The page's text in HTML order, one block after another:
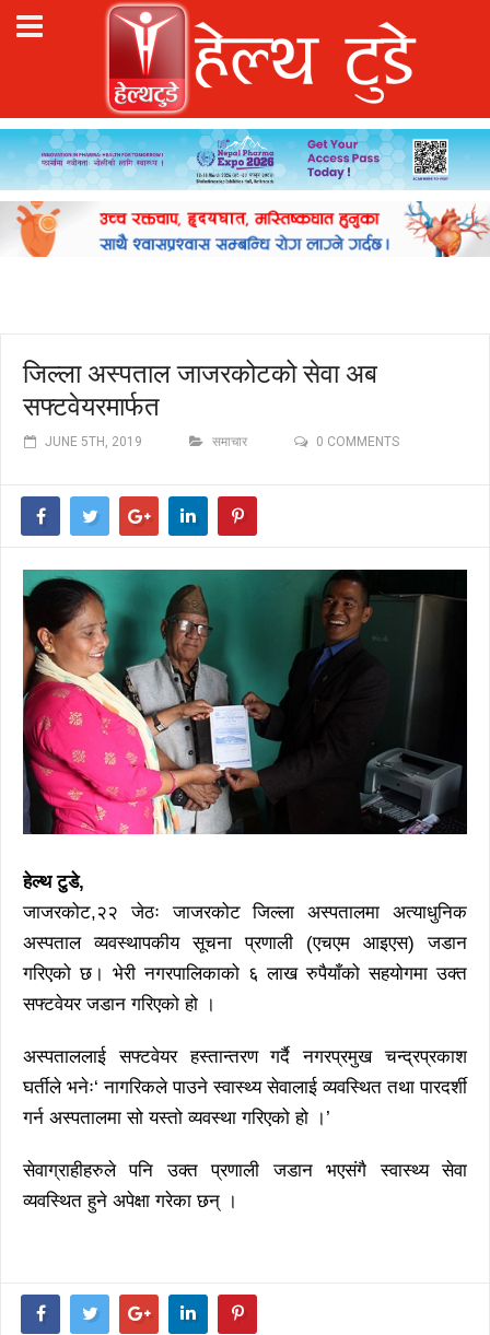
जिल्ला अस्पताल जाजरकोटको सेवा अब
सफ्टवेयरमार्फत
JUNE 5TH, 2019 समाचार 0 COMMENTS
हेल्थ टुडे,
जाजरकोट,२२ जेठः जाजरकोट जिल्ला अस्पतालमा अत्याधुनिक
अस्पताल व्यवस्थापकीय सूचना प्रणाली (एचएम आइएस) जडान
गरिएको छ। भेरी नगरपालिकाको ६ लाख रुपैयाँको सहयोगमा उक्त
सफ्टवेयर जडान गरिएको हो ।
अस्पताललाई सफ्टवेयर हस्तान्तरण गर्दै नगरप्रमुख चन्द्रप्रकाश
घर्तीले भनेः‘ नागरिकले पाउने स्वास्थ्य सेवालाई व्यवस्थित तथा पारदर्शी
गर्न अस्पतालमा सो यस्तो व्यवस्था गरिएको हो ।’
सेवाग्राहीहरुले पनि उक्त प्रणाली जडान भएसंगै स्वास्थ्य सेवा
व्यवस्थित हुने अपेक्षा गरेका छन् ।